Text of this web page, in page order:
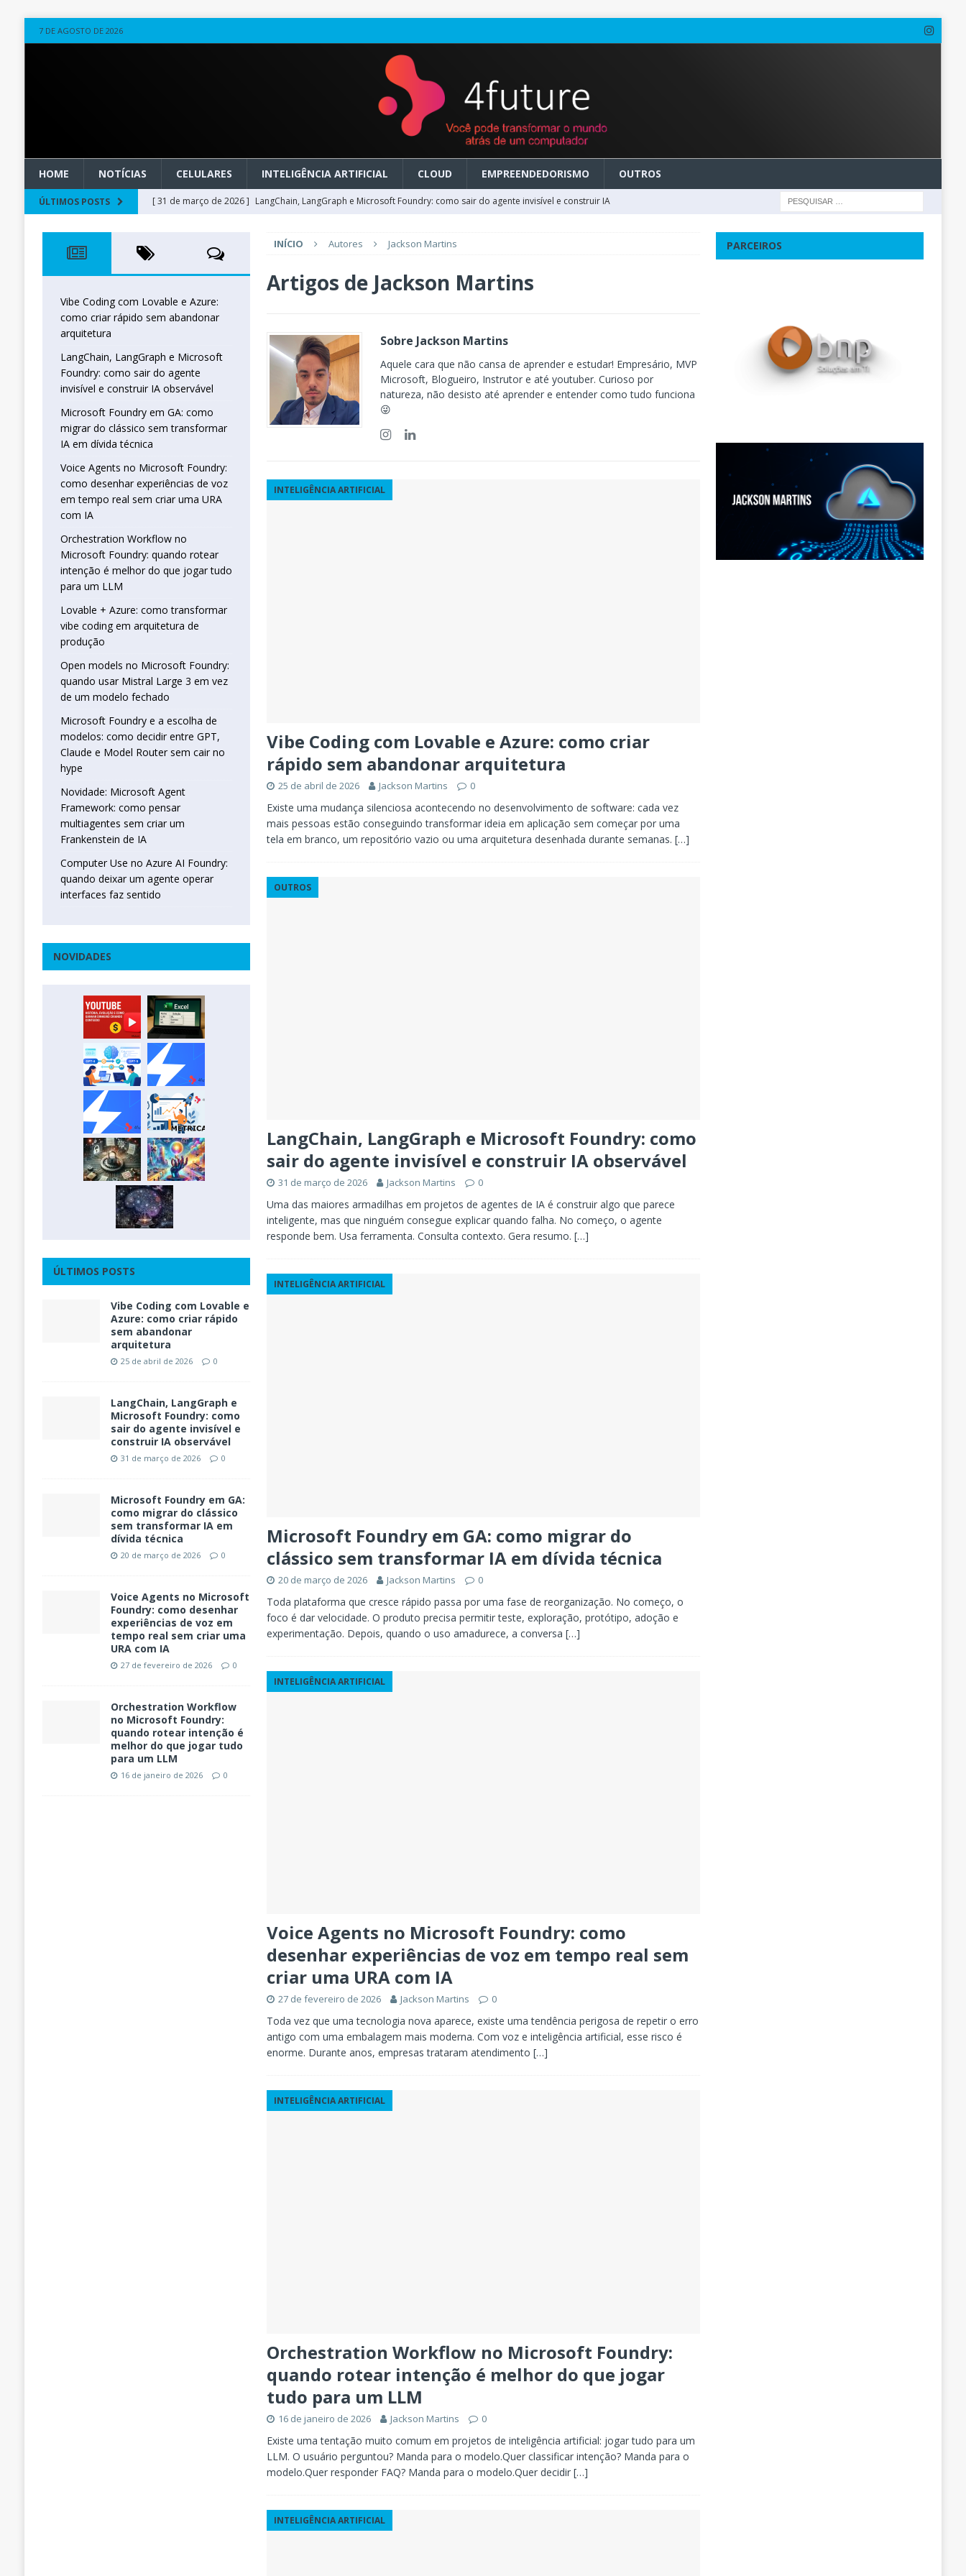
7 DE AGOSTO DE 2026
HOME NOTÍCIAS CELULARES INTELIGÊNCIA ARTIFICIAL CLOUD EMPREENDEDORISMO OUTROS
ÚLTIMOS POSTS [ 31 de março de 2026 ] LangChain, LangGraph e Microsoft Foundry: como sair do agente invisível e construir IA
[ 20 de março de 2026 ]
Microsoft Foundry em GA: como migrar do clássico sem transformar IA em dívida
técnica
INTELIGÊNCIA ARTIFICIAL
[ 27 de fevereiro de 2026 ]
Voice Agents no Microsoft Foundry: como desenhar experiências de voz em tempo
real sem criar uma URA com IA
Orchestration Workflow no Microsoft Foundry: quando rotear intenção é melhor do
que jogar tudo para um LLM
INTELIGÊNCIA ARTIFICIAL
[ 25 de abril de 2026 ]
Vibe Coding com Lovable e Azure: como criar rápido sem abandonar arquitetura
INÍCIO Autores Jackson Martins
Artigos de Jackson Martins
Sobre Jackson Martins
Aquele cara que não cansa de aprender e estudar! Empresário, MVP
Microsoft, Blogueiro, Instrutor e até youtuber. Curioso por
natureza, não desisto até aprender e entender como tudo funciona
😜
INTELIGÊNCIA ARTIFICIAL
Vibe Coding com Lovable e Azure: como criar
rápido sem abandonar arquitetura
25 de abril de 2026 Jackson Martins 0
Existe uma mudança silenciosa acontecendo no desenvolvimento de software: cada vez
mais pessoas estão conseguindo transformar ideia em aplicação sem começar por uma
tela em branco, um repositório vazio ou uma arquitetura desenhada durante semanas.[…]
OUTROS
LangChain, LangGraph e Microsoft Foundry: como
sair do agente invisível e construir IA observável
31 de março de 2026 Jackson Martins 0
Uma das maiores armadilhas em projetos de agentes de IA é construir algo que parece
inteligente, mas que ninguém consegue explicar quando falha. No começo, o agente
responde bem. Usa ferramenta. Consulta contexto. Gera resumo.[…]
INTELIGÊNCIA ARTIFICIAL
Microsoft Foundry em GA: como migrar do
clássico sem transformar IA em dívida técnica
20 de março de 2026 Jackson Martins 0
Toda plataforma que cresce rápido passa por uma fase de reorganização. No começo, o
foco é dar velocidade. O produto precisa permitir teste, exploração, protótipo, adoção e
experimentação. Depois, quando o uso amadurece, a conversa[…]
INTELIGÊNCIA ARTIFICIAL
Voice Agents no Microsoft Foundry: como
desenhar experiências de voz em tempo real sem
criar uma URA com IA
27 de fevereiro de 2026 Jackson Martins 0
Toda vez que uma tecnologia nova aparece, existe uma tendência perigosa de repetir o erro
antigo com uma embalagem mais moderna. Com voz e inteligência artificial, esse risco é
enorme. Durante anos, empresas trataram atendimento[…]
INTELIGÊNCIA ARTIFICIAL
Orchestration Workflow no Microsoft Foundry:
quando rotear intenção é melhor do que jogar
tudo para um LLM
16 de janeiro de 2026 Jackson Martins 0
Existe uma tentação muito comum em projetos de inteligência artificial: jogar tudo para um
LLM. O usuário perguntou? Manda para o modelo.Quer classificar intenção? Manda para o
modelo.Quer responder FAQ? Manda para o modelo.Quer decidir[…]
INTELIGÊNCIA ARTIFICIAL
Vibe Coding com Lovable e Azure:
como criar rápido sem abandonar
arquitetura
LangChain, LangGraph e Microsoft
Foundry: como sair do agente
invisível e construir IA observável
Microsoft Foundry em GA: como
migrar do clássico sem transformar
IA em dívida técnica
Voice Agents no Microsoft Foundry:
como desenhar experiências de voz
em tempo real sem criar uma URA
com IA
Orchestration Workflow no
Microsoft Foundry: quando rotear
intenção é melhor do que jogar tudo
para um LLM
Lovable + Azure: como transformar
vibe coding em arquitetura de
produção
Open models no Microsoft Foundry:
quando usar Mistral Large 3 em vez
de um modelo fechado
Microsoft Foundry e a escolha de
modelos: como decidir entre GPT,
Claude e Model Router sem cair no
hype
Novidade: Microsoft Agent
Framework: como pensar
multiagentes sem criar um
Frankenstein de IA
Computer Use no Azure AI Foundry:
quando deixar um agente operar
interfaces faz sentido
NOVIDADES
ÚLTIMOS POSTS
Vibe Coding com Lovable e
Azure: como criar rápido
sem abandonar
arquitetura
25 de abril de 2026 0
LangChain, LangGraph e
Microsoft Foundry: como
sair do agente invisível e
construir IA observável
31 de março de 2026 0
Microsoft Foundry em GA:
como migrar do clássico
sem transformar IA em
dívida técnica
20 de março de 2026 0
Voice Agents no Microsoft
Foundry: como desenhar
experiências de voz em
tempo real sem criar uma
URA com IA
27 de fevereiro de 2026 0
Orchestration Workflow
no Microsoft Foundry:
quando rotear intenção é
melhor do que jogar tudo
para um LLM
16 de janeiro de 2026 0
PARCEIROS